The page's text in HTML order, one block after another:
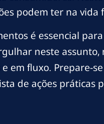
podem ter na vida
é essencial
neste
em fluxo. Prepare-
de ações práticas